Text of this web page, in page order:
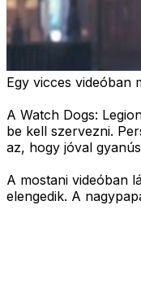
Egy vicces videóban
A Watch Dogs:
be kell szervezni.
az, hogy jóval
A mostani videóban
elengedik. A